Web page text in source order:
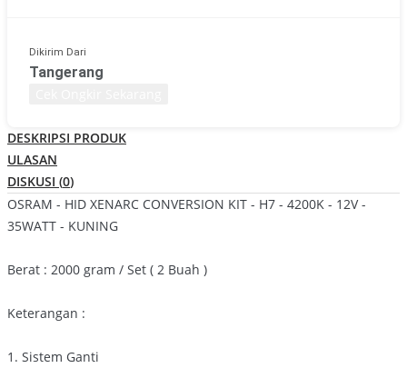
Dikirim Dari
Tangerang
DESKRIPSI PRODUK
ULASAN
DISKUSI (0)
OSRAM - HID XENARC CONVERSION KIT - H7 - 4200K - 12V -
35WATT - KUNING
Berat : 2000 gram / Set ( 2 Buah )
Keterangan :
1. Sistem Ganti